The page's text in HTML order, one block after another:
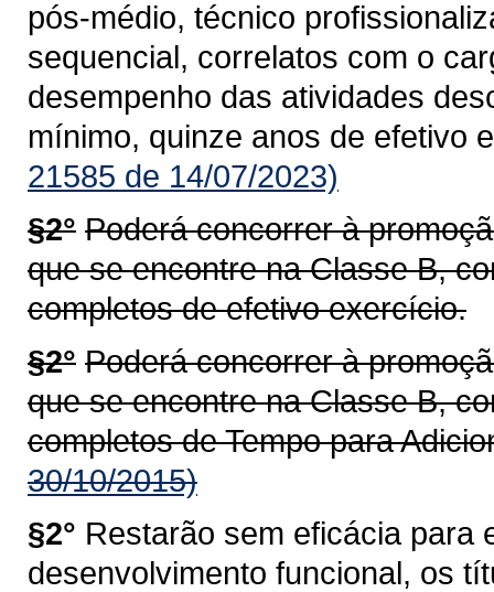
pós-médio, técnico
sequencial, correlatos com o
desempenho das atividades
mínimo, quinze anos de efetivo
21585 de 14/07/2023)
§2° Poderá concorrer à
que se encontre na Classe B,
completos de efetivo exercício.
§2° Poderá concorrer à
que se encontre na Classe B,
completos de Tempo para
30/10/2015)
§2° Restarão sem eficácia para
desenvolvimento funcional, os